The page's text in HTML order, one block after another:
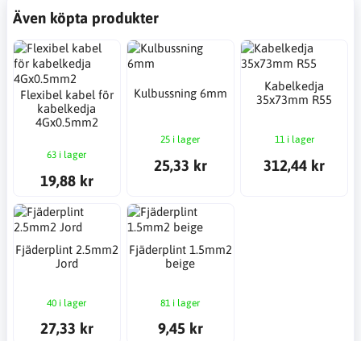
Även köpta produkter
Flexibel kabel för
kabelkedja
4Gx0.5mm2
63 i lager
19,88 kr
Kulbussning 6mm
25 i lager
25,33 kr
Kabelkedja
35x73mm R55
11 i lager
312,44 kr
Fjäderplint 2.5mm2
Jord
40 i lager
27,33 kr
Fjäderplint 1.5mm2
beige
81 i lager
9,45 kr